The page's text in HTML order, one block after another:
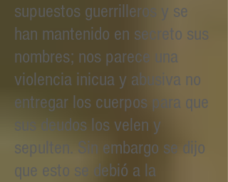
supuestos guerrilleros y se
han mantenido en secreto sus
nombres; nos parece una
violencia inicua y abusiva no
entregar los cuerpos para que
sus deudos los velen y
sepulten. Sin embargo se dijo
que esto se debió a la